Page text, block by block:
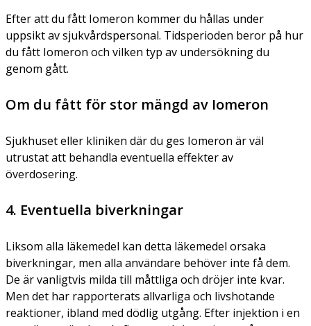
Efter att du fått Iomeron kommer du hållas under
uppsikt av sjukvårdspersonal. Tidsperioden beror på hur
du fått Iomeron och vilken typ av undersökning du
genom gått.
Om du fått för stor mängd av Iomeron
Sjukhuset eller kliniken där du ges Iomeron är väl
utrustat att behandla eventuella effekter av
överdosering.
4. Eventuella biverkningar
Liksom alla läkemedel kan detta läkemedel orsaka
biverkningar, men alla användare behöver inte få dem.
De är vanligtvis milda till måttliga och dröjer inte kvar.
Men det har rapporterats allvarliga och livshotande
reaktioner, ibland med dödlig utgång. Efter injektion i en